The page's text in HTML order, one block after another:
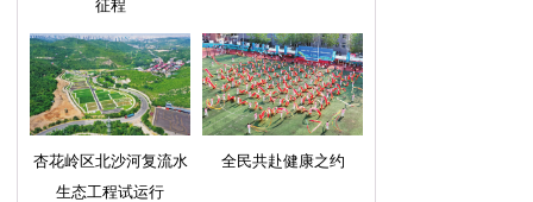
征程
杏花岭区北沙河复流水
生态工程试运行
全民共赴健康之约